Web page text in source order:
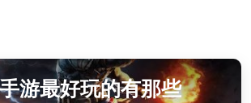
游最好玩的有那些